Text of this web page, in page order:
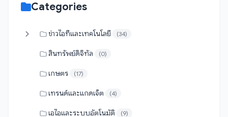
Categories
ข่าวไอทีและเทคโนโลยี (34)
สินทรัพย์ดิจิทัล (0)
เกษตร (17)
เทรนด์และแกดเจ็ต (4)
เอไอและระบบอัตโนมัติ (9)